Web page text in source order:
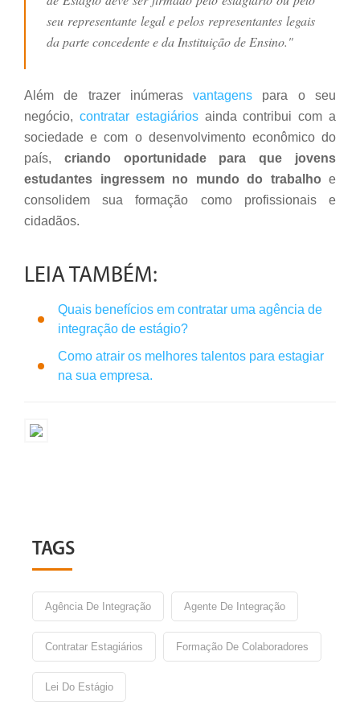
seu representante legal e pelos representantes legais
da parte concedente e da Instituição de Ensino."
Além de trazer inúmerasvantagens para o seu
negócio, contratar estagiáriosainda contribui com a
sociedade e com o desenvolvimento econômico do
país, criando oportunidade para que jovens
estudantes ingressem no mundo do trabalho e
consolidem sua formação como profissionais e
cidadãos.
LEIA TAMBÉM:
Quais benefícios em contratar uma agência de
integração de estágio?
Como atrair os melhores talentos para estagiar
na sua empresa.
TAGS
Agência De Integração Agente De Integração
Contratar Estagiários Formação De Colaboradores
Lei Do Estágio